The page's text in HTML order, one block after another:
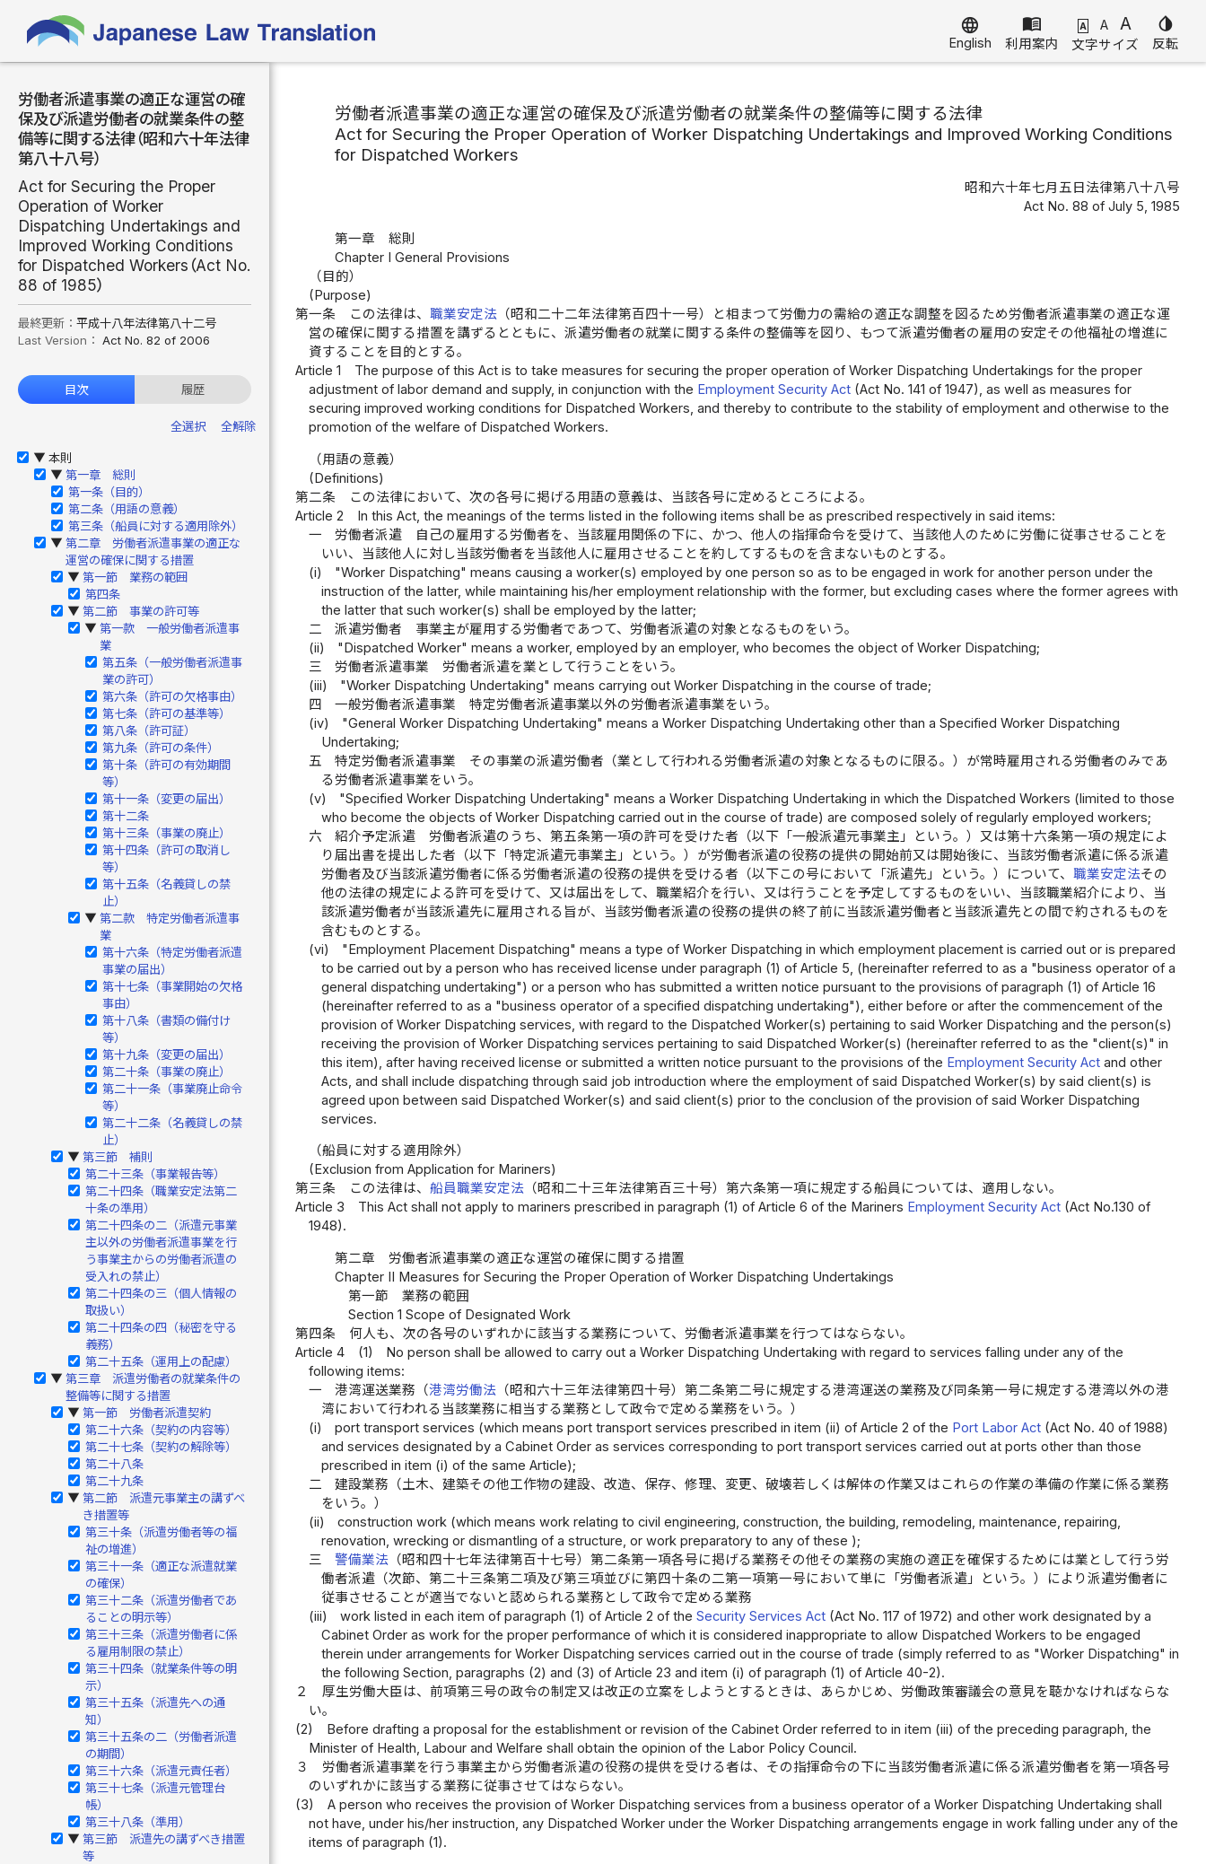
language
English
menu_book
利用案内
A A A
文字サイズ
invert_colors
反転
労働者派遣事業の適正な運営の確
保及び派遣労働者の就業条件の整
備等に関する法律（昭和六十年法律
第八十八号）
Act for Securing the Proper
Operation of Worker
Dispatching Undertakings and
Improved Working Conditions
for Dispatched Workers（Act No.
88 of 1985）
最終更新： 平成十八年法律第八十二号
Last Version： Act No. 82 of 2006
目次 履歴
全選択 全解除
▶ 本則
▶ 第一章 総則
第一条（目的）
第二条（用語の意義）
第三条（船員に対する適用除外）
▶ 第二章 労働者派遣事業の適正な
運営の確保に関する措置
▶ 第一節 業務の範囲
第四条
▶ 第二節 事業の許可等
▶ 第一款 一般労働者派遣事
業
第五条（一般労働者派遣事
業の許可）
第六条（許可の欠格事由）
第七条（許可の基準等）
第八条（許可証）
第九条（許可の条件）
第十条（許可の有効期間
等）
第十一条（変更の届出）
第十二条
第十三条（事業の廃止）
第十四条（許可の取消し
等）
第十五条（名義貸しの禁
止）
▶ 第二款 特定労働者派遣事
業
第十六条（特定労働者派遣
事業の届出）
第十七条（事業開始の欠格
事由）
第十八条（書類の備付け
等）
第十九条（変更の届出）
第二十条（事業の廃止）
第二十一条（事業廃止命令
等）
第二十二条（名義貸しの禁
止）
▶ 第三節 補則
第二十三条（事業報告等）
第二十四条（職業安定法第二
十条の準用）
第二十四条の二（派遣元事業
主以外の労働者派遣事業を行
う事業主からの労働者派遣の
受入れの禁止）
第二十四条の三（個人情報の
取扱い）
第二十四条の四（秘密を守る
義務）
第二十五条（運用上の配慮）
▶ 第三章 派遣労働者の就業条件の
整備等に関する措置
▶ 第一節 労働者派遣契約
第二十六条（契約の内容等）
第二十七条（契約の解除等）
第二十八条
第二十九条
▶ 第二節 派遣元事業主の講ずべ
き措置等
第三十条（派遣労働者等の福
祉の増進）
第三十一条（適正な派遣就業
の確保）
第三十二条（派遣労働者であ
ることの明示等）
第三十三条（派遣労働者に係
る雇用制限の禁止）
第三十四条（就業条件等の明
示）
第三十五条（派遣先への通
知）
第三十五条の二（労働者派遣
の期間）
第三十六条（派遣元責任者）
第三十七条（派遣元管理台
帳）
第三十八条（準用）
▶ 第三節 派遣先の講ずべき措置
等
労働者派遣事業の適正な運営の確保及び派遣労働者の就業条件の整備等に関する法律
Act for Securing the Proper Operation of Worker Dispatching Undertakings and Improved Working Conditions
for Dispatched Workers
昭和六十年七月五日法律第八十八号
Act No. 88 of July 5, 1985
第一章 総則
Chapter I General Provisions
（目的）
(Purpose)
第一条
この法律は、 職業安定法（昭和二十二年法律第百四十一号）と相まつて労働力の需給の適正な調整を図るため労働者派遣事業の適正な運
営の確保に関する措置を講ずるとともに、派遣労働者の就業に関する条件の整備等を図り、もつて派遣労働者の雇用の安定その他福祉の増進に
資することを目的とする。
Article 1
The purpose of this Act is to take measures for securing the proper operation of Worker Dispatching Undertakings for the proper
adjustment of labor demand and supply, in conjunction with the Employment Security Act(Act No. 141 of 1947), as well as measures for
securing improved working conditions for Dispatched Workers, and thereby to contribute to the stability of employment and otherwise to the
promotion of the welfare of Dispatched Workers.
（用語の意義）
(Definitions)
第二条
この法律において、次の各号に掲げる用語の意義は、当該各号に定めるところによる。
Article 2
In this Act, the meanings of the terms listed in the following items shall be as prescribed respectively in said items:
一
労働者派遣 自己の雇用する労働者を、当該雇用関係の下に、かつ、他人の指揮命令を受けて、当該他人のために労働に従事させることを
いい、当該他人に対し当該労働者を当該他人に雇用させることを約してするものを含まないものとする。
(i)
"Worker Dispatching" means causing a worker(s) employed by one person so as to be engaged in work for another person under the
instruction of the latter, while maintaining his/her employment relationship with the former, but excluding cases where the former agrees with
the latter that such worker(s) shall be employed by the latter;
二
派遣労働者 事業主が雇用する労働者であつて、労働者派遣の対象となるものをいう。
(ii)
"Dispatched Worker" means a worker, employed by an employer, who becomes the object of Worker Dispatching;
三
労働者派遣事業 労働者派遣を業として行うことをいう。
(iii)
"Worker Dispatching Undertaking" means carrying out Worker Dispatching in the course of trade;
四
一般労働者派遣事業 特定労働者派遣事業以外の労働者派遣事業をいう。
(iv)
"General Worker Dispatching Undertaking" means a Worker Dispatching Undertaking other than a Specified Worker Dispatching
Undertaking;
五
特定労働者派遣事業 その事業の派遣労働者（業として行われる労働者派遣の対象となるものに限る。）が常時雇用される労働者のみであ
る労働者派遣事業をいう。
(v)
"Specified Worker Dispatching Undertaking" means a Worker Dispatching Undertaking in which the Dispatched Workers (limited to those
who become the objects of Worker Dispatching carried out in the course of trade) are composed solely of regularly employed workers;
六
紹介予定派遣 労働者派遣のうち、第五条第一項の許可を受けた者（以下「一般派遣元事業主」という。）又は第十六条第一項の規定によ
り届出書を提出した者（以下「特定派遣元事業主」という。）が労働者派遣の役務の提供の開始前又は開始後に、当該労働者派遣に係る派遣
労働者及び当該派遣労働者に係る労働者派遣の役務の提供を受ける者（以下この号において「派遣先」という。）について、職業安定法その
他の法律の規定による許可を受けて、又は届出をして、職業紹介を行い、又は行うことを予定してするものをいい、当該職業紹介により、当
該派遣労働者が当該派遣先に雇用される旨が、当該労働者派遣の役務の提供の終了前に当該派遣労働者と当該派遣先との間で約されるものを
含むものとする。
(vi)
"Employment Placement Dispatching" means a type of Worker Dispatching in which employment placement is carried out or is prepared
to be carried out by a person who has received license under paragraph (1) of Article 5, (hereinafter referred to as a "business operator of a
general dispatching undertaking") or a person who has submitted a written notice pursuant to the provisions of paragraph (1) of Article 16
(hereinafter referred to as a "business operator of a specified dispatching undertaking"), either before or after the commencement of the
provision of Worker Dispatching services, with regard to the Dispatched Worker(s) pertaining to said Worker Dispatching and the person(s)
receiving the provision of Worker Dispatching services pertaining to said Dispatched Worker(s) (hereinafter referred to as the "client(s)" in
this item), after having received license or submitted a written notice pursuant to the provisions of the Employment Security Act and other
Acts, and shall include dispatching through said job introduction where the employment of said Dispatched Worker(s) by said client(s) is
agreed upon between said Dispatched Worker(s) and said client(s) prior to the conclusion of the provision of said Worker Dispatching
services.
（船員に対する適用除外）
(Exclusion from Application for Mariners)
第三条
この法律は、 船員職業安定法（昭和二十三年法律第百三十号）第六条第一項に規定する船員については、適用しない。
Article 3
This Act shall not apply to mariners prescribed in paragraph (1) of Article 6 of the Mariners Employment Security Act(Act No.130 of
1948).
第二章 労働者派遣事業の適正な運営の確保に関する措置
Chapter II Measures for Securing the Proper Operation of Worker Dispatching Undertakings
第一節 業務の範囲
Section 1 Scope of Designated Work
第四条
何人も、次の各号のいずれかに該当する業務について、労働者派遣事業を行つてはならない。
Article 4
(1)
No person shall be allowed to carry out a Worker Dispatching Undertaking with regard to services falling under any of the
following items:
一
港湾運送業務（港湾労働法 （昭和六十三年法律第四十号）第二条第二号に規定する港湾運送の業務及び同条第一号に規定する港湾以外の港
湾において行われる当該業務に相当する業務として政令で定める業務をいう。）
(i)
port transport services (which means port transport services prescribed in item (ii) of Article 2 of the Port Labor Act (Act No. 40 of 1988)
and services designated by a Cabinet Order as services corresponding to port transport services carried out at ports other than those
prescribed in item (i) of the same Article);
二
建設業務（土木、建築その他工作物の建設、改造、保存、修理、変更、破壊若しくは解体の作業又はこれらの作業の準備の作業に係る業務
をいう。）
(ii)
construction work (which means work relating to civil engineering, construction, the building, remodeling, maintenance, repairing,
renovation, wrecking or dismantling of a structure, or work preparatory to any of these );
三
警備業法 （昭和四十七年法律第百十七号）第二条第一項各号に掲げる業務その他その業務の実施の適正を確保するためには業として行う労
働者派遣（次節、第二十三条第二項及び第三項並びに第四十条の二第一項第一号において単に「労働者派遣」という。）により派遣労働者に
従事させることが適当でないと認められる業務として政令で定める業務
(iii)
work listed in each item of paragraph (1) of Article 2 of theSecurity Services Act (Act No. 117 of 1972) and other work designated by a
Cabinet Order as work for the proper performance of which it is considered inappropriate to allow Dispatched Workers to be engaged
therein under arrangements for Worker Dispatching services carried out in the course of trade (simply referred to as "Worker Dispatching" in
the following Section, paragraphs (2) and (3) of Article 23 and item (i) of paragraph (1) of Article 40-2).
２
厚生労働大臣は、前項第三号の政令の制定又は改正の立案をしようとするときは、あらかじめ、労働政策審議会の意見を聴かなければならな
い。
(2)
Before drafting a proposal for the establishment or revision of the Cabinet Order referred to in item (iii) of the preceding paragraph, the
Minister of Health, Labour and Welfare shall obtain the opinion of the Labor Policy Council.
３
労働者派遣事業を行う事業主から労働者派遣の役務の提供を受ける者は、その指揮命令の下に当該労働者派遣に係る派遣労働者を第一項各号
のいずれかに該当する業務に従事させてはならない。
(3)
A person who receives the provision of Worker Dispatching services from a business operator of a Worker Dispatching Undertaking shall
not have, under his/her instruction, any Dispatched Worker under the Worker Dispatching arrangements engage in work falling under any of the
items of paragraph (1).